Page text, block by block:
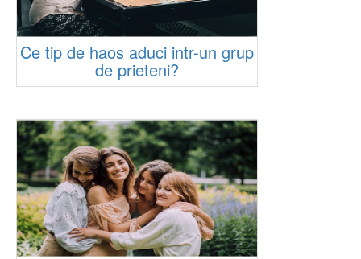
Ce tip de haos aduci intr-un grup
de prieteni?